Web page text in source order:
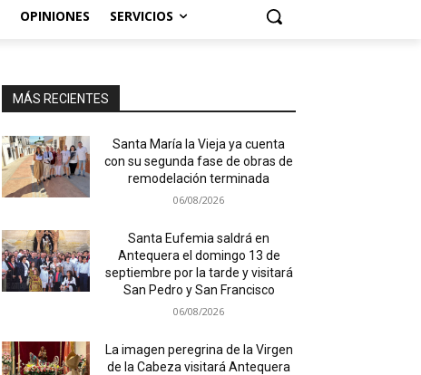
OPINIONES SERVICIOS
MÁS RECIENTES
Santa María la Vieja ya cuenta
con su segunda fase de obras de
remodelación terminada
06/08/2026
Santa Eufemia saldrá en
Antequera el domingo 13 de
septiembre por la tarde y visitará
San Pedro y San Francisco
06/08/2026
La imagen peregrina de la Virgen
de la Cabeza visitará Antequera